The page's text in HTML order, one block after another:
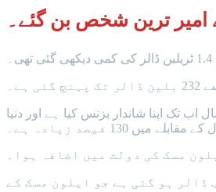
امیر ترین شخص بن گئے۔
ان کے 12.95 فیصد حصص کی بدولت ہوا جس نے اس سال اب تک اپنا شاندار بزنس کیا ہے اور دنیا
مسک کی دولت میں اضافہ ہوا۔
اشیا بنانے والی کمپنی ایل وی ایم ایچ کے مالک برنارڈ ارنالٹ کے اثاثوں میں 126 ملین ڈالر کا اضافہ ہوا جس کے بعد ان کے اثاثوں کی مالیت 179 ارب ڈالر ہو گئی ہے جو ایلون مسک کے